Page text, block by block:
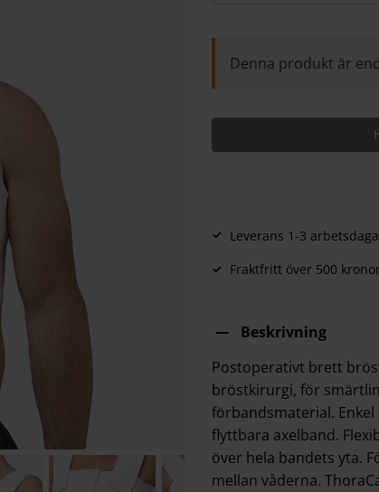
Denna produkt är
Leverans 1-3
Fraktfritt över 500
Beskrivning
Postoperativt brett
bröstkirurgi, för
förbandsmaterial.
flyttbara axelband.
över hela bandets yta.
mellan våderna.